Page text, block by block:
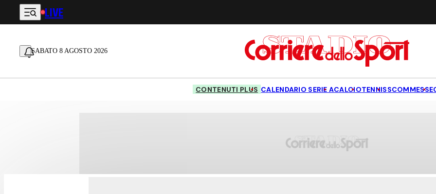
Vai al contenuto principale
LIVE
SABATO 8 AGOSTO 2026
CONTENUTI PLUS CALENDARIO SERIE ACALCIOTENNISSCOMMESSE